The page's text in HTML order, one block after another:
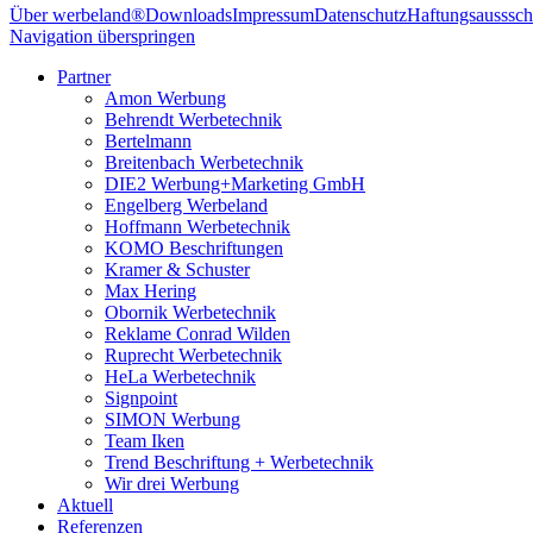
Über werbeland®DownloadsImpressumDatenschutz
Navigation überspringen
Partner
Amon Werbung
Behrendt Werbetechnik
Bertelmann
Breitenbach Werbetechnik
DIE2 Werbung+Marketing GmbH
Engelberg Werbeland
Hoffmann Werbetechnik
KOMO Beschriftungen
Kramer & Schuster
Max Hering
Obornik Werbetechnik
Reklame Conrad Wilden
Ruprecht Werbetechnik
HeLa Werbetechnik
Signpoint
SIMON Werbung
Team Iken
Trend Beschriftung + Werbetechnik
Wir drei Werbung
Aktuell
Referenzen